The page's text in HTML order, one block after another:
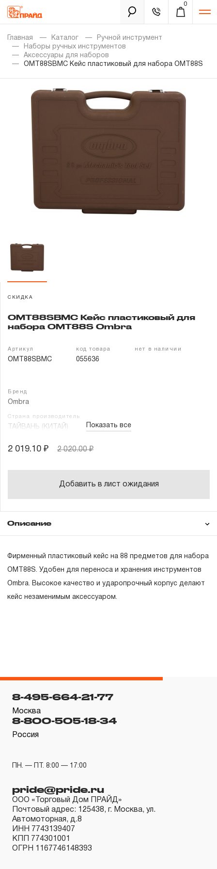
0
Каталог
Золотая лихорадка
Новинки
Распродажа
Уцененный товар
О нас
Новости
Бренды
Доставка и оплата
Партнерам
Забыли пароль?
Главная Каталог
Ручной инструмент
Наборы ручных инструментов
Аксессуары для наборов
OMT88SBMC Кейс пластиковый для набора OMT88S
СКИДКА
OMT88SBMC Кейс пластиковый для
набора OMT88S Ombra
Артикул
OMT88SBMC
код товара
055636
нет в наличии
Бренд
Ombra
Страна производитель
ТАЙВАНЬ (КИТАЙ) Показать все
2 019.10 ₽ 2 020.00 ₽
Добавить в лист ожидания
Описание
Фирменный пластиковый кейс на 88 предметов для набора
OMT88S. Удобен для переноса и хранения инструментов
Оmbra. Высокое качество и ударопрочный корпус делают
кейс незаменимым аксессуаром.
ГАРАНТИЙНЫЕ ОБЯЗАТЕЛЬСТВА.
вышедшего из строя инструмента, если при
проведении технической экспертизы было
установлено, что производитель использовал при
изготовлении изделия некачественные материалы или
нарушал технологию в процессе его производства.
при условии соблюдения покупателем (потребителем)
и хранения, применяемых для ручного слесарно-
монтажного инструмента.
2. Понятие «ОГРАНИЧЕННАЯ ГАРАНТИЯ»
2.1 На инструмент, имеющий в своей конструкции
8-495-664-21-77
Москва
8-800-505-18-34
Россия
ПН. — ПТ. 8:00 — 17:00
pride@pride.ru
ООО «Торговый Дом ПРАЙД»
Почтовый адрес: 125438, г. Москва, ул.
Автомоторная, д.8
ИНН 7743139407
КПП 774301001
ОГРН 1167746148393